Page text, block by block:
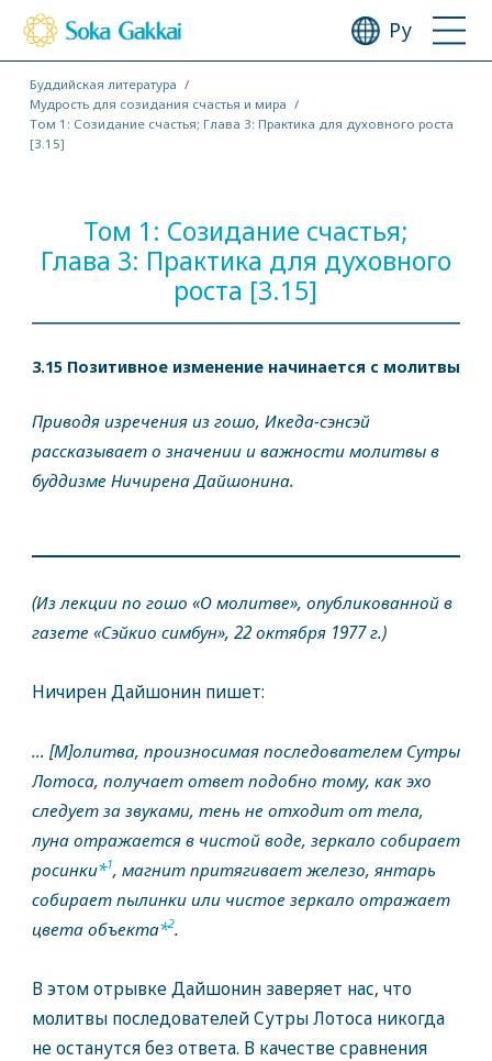
Ру
Буддийская литература
Мудрость для созидания счастья и мира
Том 1: Созидание счастья; Глава 3: Практика для духовного роста
[3.15]
Том 1: Созидание счастья;
Глава 3: Практика для духовного
роста [3.15]
3.15 Позитивное изменение начинается с молитвы
Приводя изречения из гошо, Икеда-сэнсэй
рассказывает о значении и важности молитвы в
буддизме Ничирена Дайшонина.
(Из лекции по гошо «О молитве», опубликованной в
газете «Сэйкио симбун», 22 октября 1977 г.)
Ничирен Дайшонин пишет:
… [М]олитва, произносимая последователем Сутры
Лотоса, получает ответ подобно тому, как эхо
следует за звуками, тень не отходит от тела,
луна отражается в чистой воде, зеркало собирает
росинки*1, магнит притягивает железо, янтарь
собирает пылинки или чистое зеркало отражает
цвета объекта*2.
В этом отрывке Дайшонин заверяет нас, что
молитвы последователей Сутры Лотоса никогда
не останутся без ответа. В качестве сравнения